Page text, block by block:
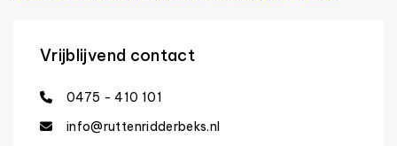
Vrijblijvend contact
0475 - 410 101
info@ruttenridderbeks.nl